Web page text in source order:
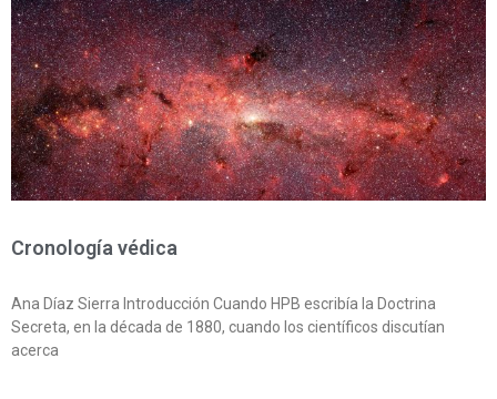
Cronología védica
Ana Díaz Sierra Introducción Cuando HPB escribía la Doctrina
Secreta, en la década de 1880, cuando los científicos discutían
acerca